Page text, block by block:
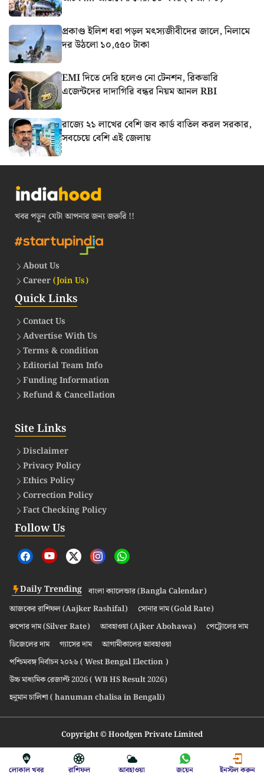
প্রকাণ্ড ইলিশ ধরা পড়ল মৎস্যজীবীদের জালে, নিলামে
দর উঠলো ১০,৫৫০ টাকা
EMI দিতে দেরি হলেও নো টেনশন, রিকভারি
এজেন্টদের দাদাগিরি বন্ধর নিয়ম আনল RBI
রাজ্যে ২১ লাখের বেশি জব কার্ড বাতিল করল সরকার,
সবচেয়ে বেশি এই জেলায়
খবর পড়ুন যেটা আপনার জন্য জরুরি !!
About Us
Career(Join Us)
Quick Links
Contact Us
Advertise With Us
Terms & condition
Editorial Team Info
Funding Information
Refund & Cancellation
Site Links
Disclaimer
Privacy Policy
Ethics Policy
Correction Policy
Fact Checking Policy
Follow Us
Daily Trending বাংলা ক্যালেন্ডার (Bangla Calendar)
আজকের রাশিফল (Aajker Rashifal)
সোনার দাম (Gold Rate)
রুপোর দাম (Silver Rate)
আবহাওয়া (Ajker Abohawa)
পেট্রোলের দাম
ডিজেলের দাম
গ্যাসের দাম
আগামীকালের আবহাওয়া
পশ্চিমবঙ্গ নির্বাচন ২০২৬ ( West Bengal Election )
উচ্চ মাধ্যমিক রেজাল্ট 2026 ( WB HS Result 2026)
হনুমান চালিশা ( hanuman chalisa in Bengali)
Copyright © Hoodgen Private Limited
লোকাল খবর রাশিফল আবহাওয়া জয়েন ইনস্টল করুন